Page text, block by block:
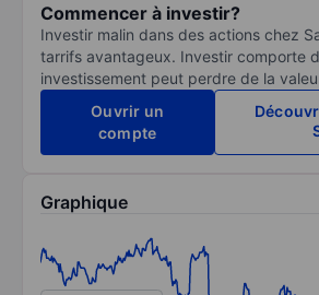
Commencer à investir?
Investir malin dans des actions chez
tarrifs avantageux. Investir comporte
investissement peut perdre de la
Ouvrir un
compte
Graphique
Line chart with 364 data points.